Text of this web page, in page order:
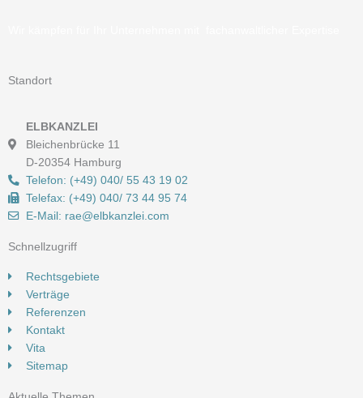
Standort
ELBKANZLEI
Bleichenbrücke 11
D-20354 Hamburg
Telefon: (+49) 040/ 55 43 19 02
Telefax: (+49) 040/ 73 44 95 74
E-Mail: rae@elbkanzlei.com​
Schnellzugriff
Rechtsgebiete
Verträge
Referenzen
Kontakt
Vita
Sitemap